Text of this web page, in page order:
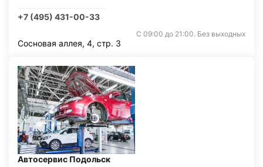
+7 (495) 431-00-33
С 09:00 до 21:00. Без выходных
Сосновая аллея, 4, стр. 3
Автосервис Подольск